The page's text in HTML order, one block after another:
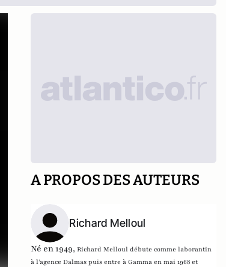
A PROPOS DES AUTEURS
Richard Melloul
Né en 1949,Richard Mellouldébute comme laborantin
à l’agence Dalmas puis entre à Gamma en mai 1968 et